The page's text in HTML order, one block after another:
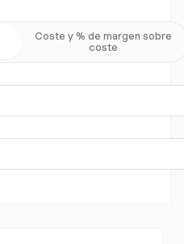
Coste y % de margen sobre
coste